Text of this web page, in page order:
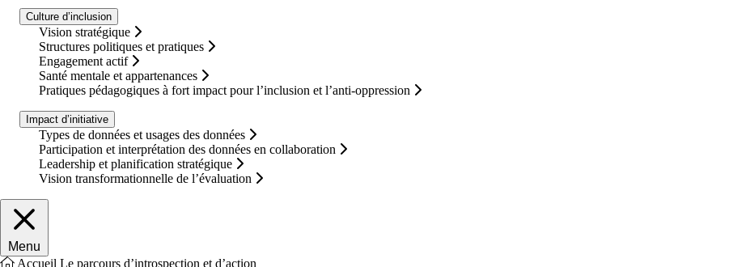
Culture d’inclusion
Vision stratégique
Structures politiques et pratiques
Engagement actif
Santé mentale et appartenances
Pratiques pédagogiques à fort impact pour l’inclusion et l’anti-oppression
Impact d’initiative
Types de données et usages des données
Participation et interprétation des données en collaboration
Leadership et planification stratégique
Vision transformationnelle de l’évaluation
Fermer le menu principal
Menu
Accueil Le parcours d’introspection et d’action